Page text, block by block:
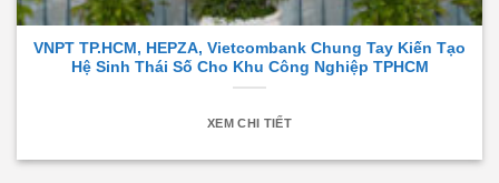
VNPT TP.HCM, HEPZA, Vietcombank Chung Tay Kiến Tạo
Hệ Sinh Thái Số Cho Khu Công Nghiệp TPHCM
XEM CHI TIẾT